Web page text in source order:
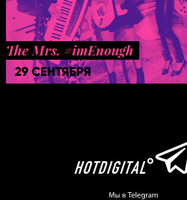
The Mrs. #imEnough
29 СЕНТЯБРЯ